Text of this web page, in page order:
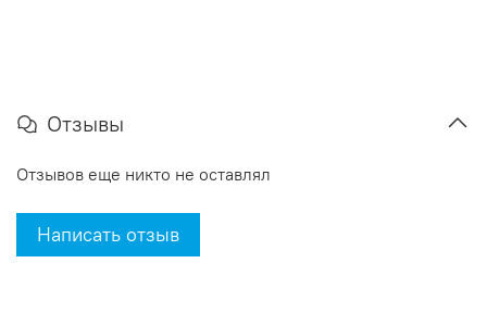
Отзывы
Отзывов еще никто не оставлял
Написать отзыв